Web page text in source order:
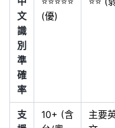
文
識
別
準
確
率
(優)
支
10+ (含
主要